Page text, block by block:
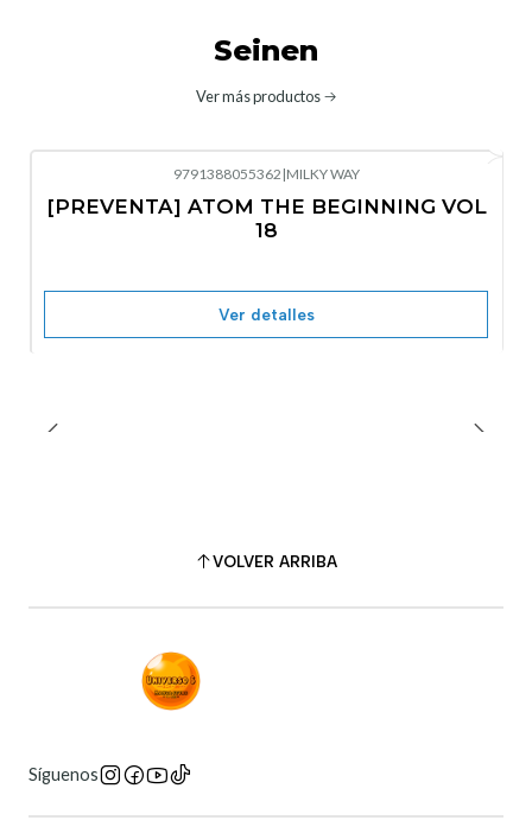
Seinen
Ver más productos
9791388055362 |MILKY WAY
[PREVENTA] ATOM THE BEGINNING VOL
18
Ver detalles
VOLVER ARRIBA
Síguenos